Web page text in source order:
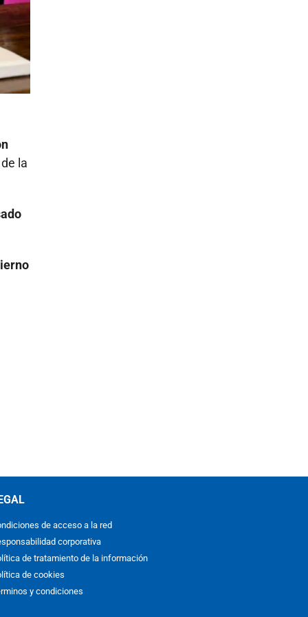
la
de acceso a la red
corporativa
de tratamiento de la información
de cookies
y condiciones